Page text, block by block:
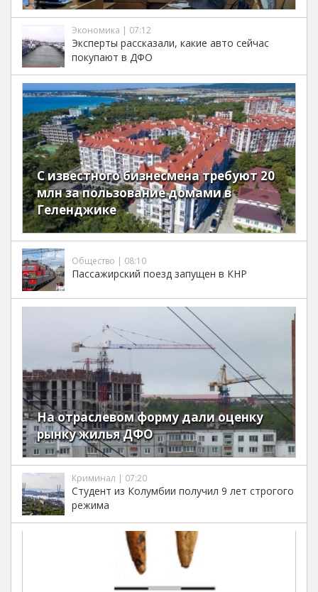
Экономика | 07:12
Эксперты рассказали, какие авто сейчас
покупают в ДФО
С известного бизнесмена требуют 20
млн за пользование домами в
Геленджике
Общество | 08:10
Пассажирский поезд запущен в КНР
На отраслевом форму дали оценку
рынку жилья ДФО
Криминал | 07:20
Студент из Колумбии получил 9 лет строгого
режима